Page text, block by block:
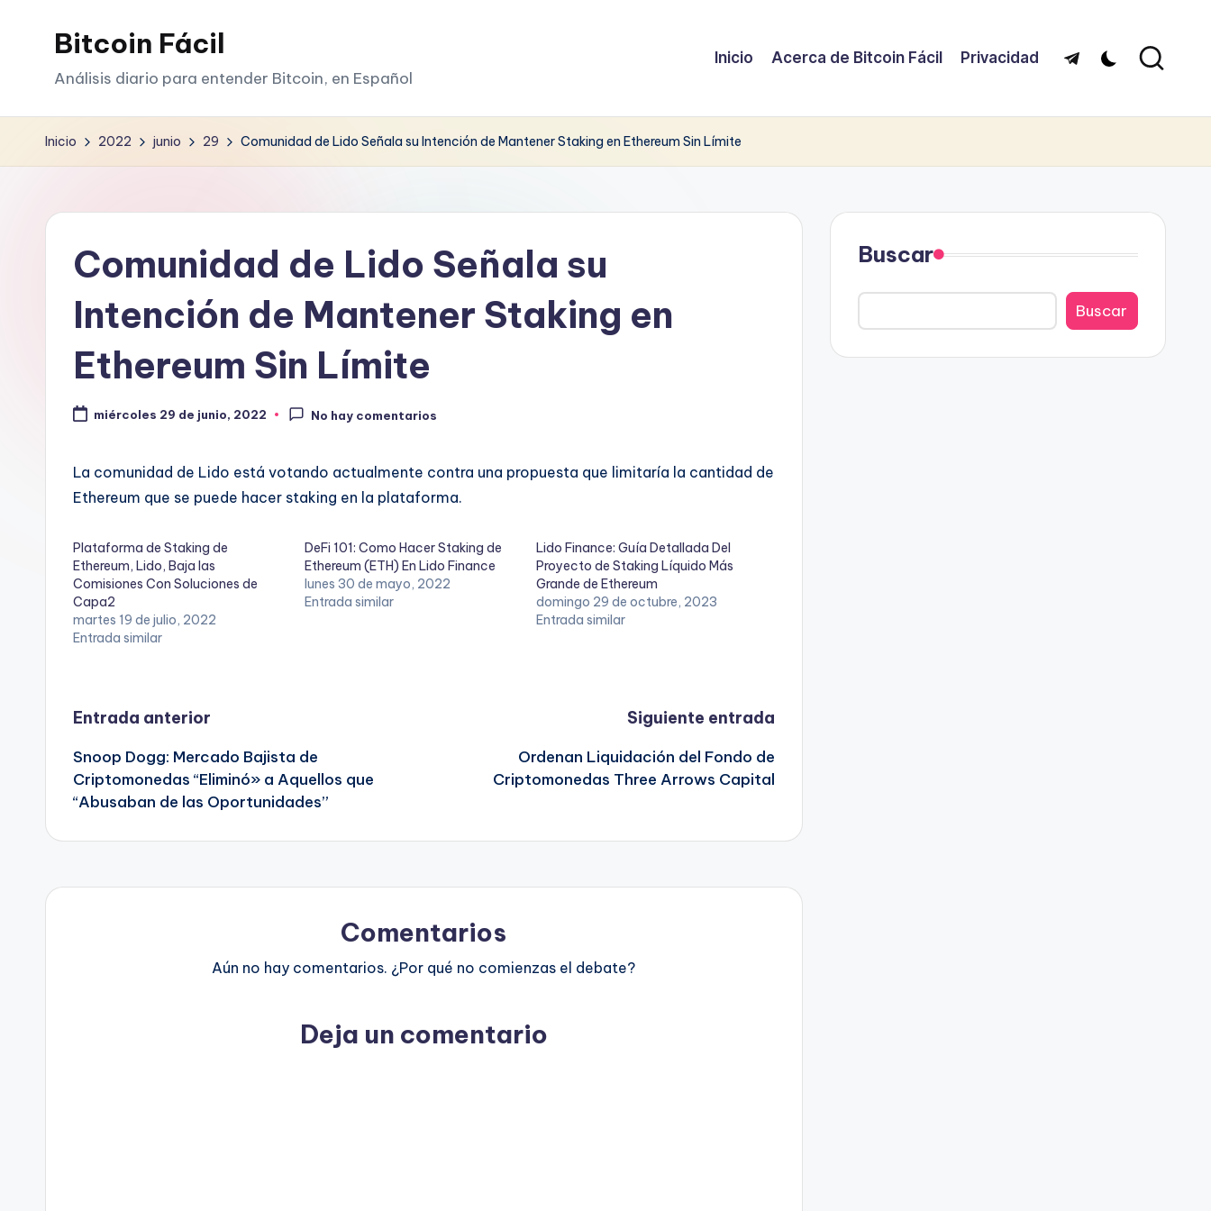
Bitcoin Fácil
Análisis diario para entender Bitcoin, en Español
Inicio Acerca de Bitcoin Fácil Privacidad Telegram
Inicio 2022 junio 29 Comunidad de Lido Señala su Intención de Mantener Staking en Ethereum Sin Límite
Comunidad de Lido Señala su
Intención de Mantener Staking en
Ethereum Sin Límite
miércoles 29 de junio, 2022 No hay comentarios
La comunidad de Lido está votando actualmente contra una propuesta que limitaría la cantidad de
Ethereum que se puede hacer staking en la plataforma.
Plataforma de Staking de
Ethereum, Lido, Baja las
Comisiones Con Soluciones de
Capa2
martes 19 de julio, 2022
Entrada similar
DeFi 101: Como Hacer Staking de
Ethereum (ETH) En Lido Finance
lunes 30 de mayo, 2022
Entrada similar
Lido Finance: Guía Detallada Del
Proyecto de Staking Líquido Más
Grande de Ethereum
domingo 29 de octubre, 2023
Entrada similar
Navegación
de
entradas
Entrada anterior
Snoop Dogg: Mercado Bajista de
Criptomonedas “Eliminó» a Aquellos que
“Abusaban de las Oportunidades”
Siguiente entrada
Ordenan Liquidación del Fondo de
Criptomonedas Three Arrows Capital
Comentarios
Aún no hay comentarios. ¿Por qué no comienzas el debate?
Deja un comentario
Buscar
Buscar